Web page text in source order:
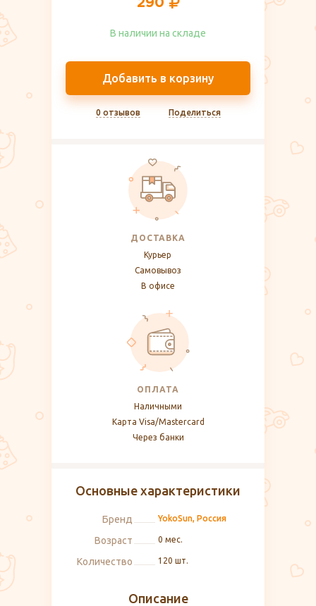
290
В наличии на складе​
Добавить в корзину
0 отзывов Поделиться
ДОСТАВКА
Курьер
Самовывоз
В офисе
ОПЛАТА
Наличными
Карта Visa/Mastercard
Через банки
Описание
Основные характеристики
Бренд YokoSun, Россия
Возраст 0 мес.
Количество 120 шт.